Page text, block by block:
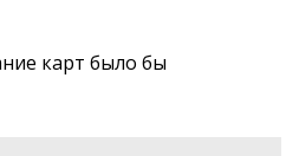
карт было бы